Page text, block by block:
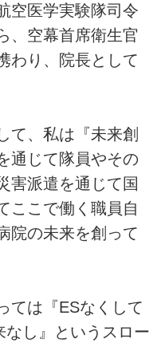
空医学実験隊司令
、空幕首席衛生官
わり、院長として
て、私は『未来創
通じて隊員やその
害派遣を通じて国
ここで働く職員自
院の未来を創って
ては『ESなくして
なし』というスロー